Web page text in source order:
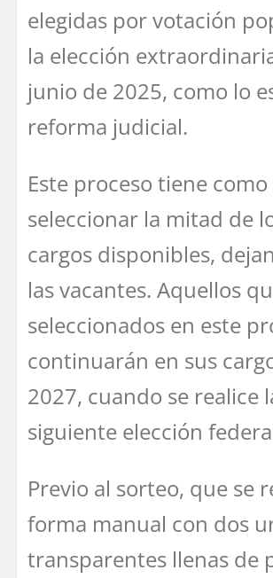
elegidas por votación
la elección
junio de 2025, como lo
reforma judicial.
Este proceso tiene
seleccionar la mitad de
cargos disponibles,
las vacantes. Aquellos
seleccionados en este
continuarán en sus
2027, cuando se realice
siguiente elección
Previo al sorteo, que se
forma manual con dos
transparentes llenas de